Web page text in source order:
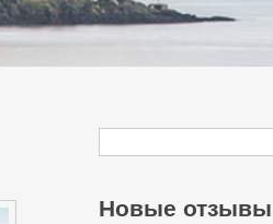
Новые отзывы